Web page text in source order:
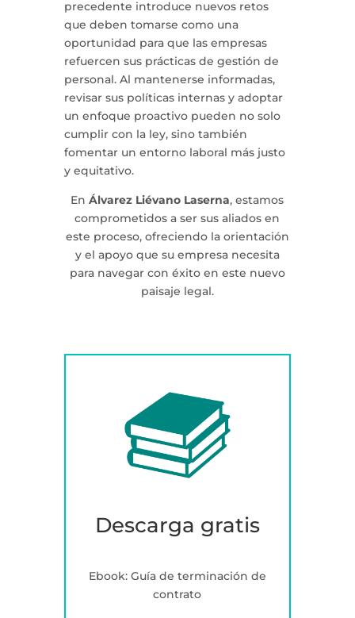
precedente introduce nuevos retos
que deben tomarse como una
oportunidad para que las empresas
refuercen sus prácticas de gestión de
personal. Al mantenerse informadas,
revisar sus políticas internas y adoptar
un enfoque proactivo pueden no solo
cumplir con la ley, sino también
fomentar un entorno laboral más justo
y equitativo.
EnÁlvarez Liévano Laserna, estamos
comprometidos a ser sus aliados en
este proceso, ofreciendo la orientación
y el apoyo que su empresa necesita
para navegar con éxito en este nuevo
paisaje legal.
Descarga gratis
Ebook: Guía de terminación de
contrato